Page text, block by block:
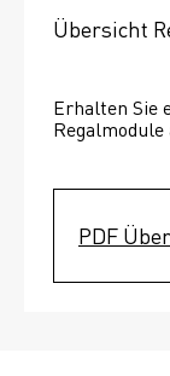
Übersicht
Erhalten Sie
Regalmodule
PDF